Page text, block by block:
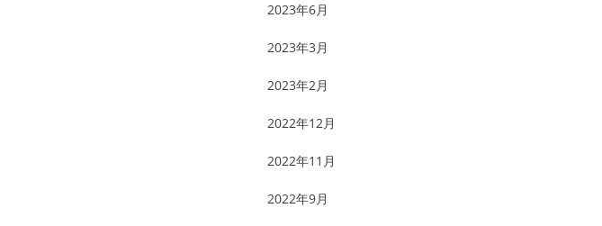
2023年6月
2023年3月
2023年2月
2022年12月
2022年11月
2022年9月